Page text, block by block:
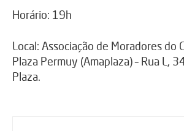
Horário: 19h
Local: Associação de Moradores do
Plaza Permuy (Amaplaza) – Rua L,
Plaza.